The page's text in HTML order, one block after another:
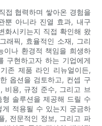
접 협력하며 쌓아온 경험을
뿐 아니라 진열 효과, 내구
화시키는지 직접 확인해 왔
래픽, 효율적인 소재, 그리
이나 환경적 책임을 희생하
구현하고자 하는 기업에게
존 제품 라인 리뉴얼이든,
옵션을 검토하고, 컨셉 구
비용, 규정 준수, 그리고 브
솔루션을 제공해 드릴 수
적용될 수 있는지 궁금하
, 전문적인 정보, 그리고 파